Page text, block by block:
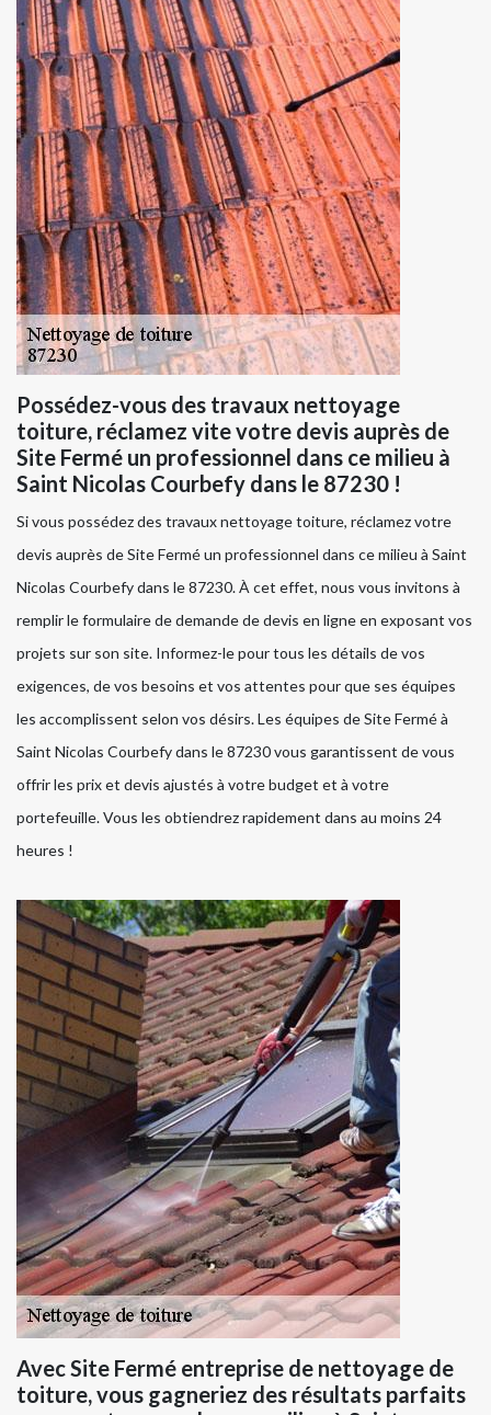
Possédez-vous des travaux nettoyage
toiture, réclamez vite votre devis auprès de
Site Fermé un professionnel dans ce milieu à
Saint Nicolas Courbefy dans le 87230 !
Si vous possédez des travaux nettoyage toiture, réclamez votre
devis auprès de Site Fermé un professionnel dans ce milieu à Saint
Nicolas Courbefy dans le 87230. À cet effet, nous vous invitons à
remplir le formulaire de demande de devis en ligne en exposant vos
projets sur son site. Informez-le pour tous les détails de vos
exigences, de vos besoins et vos attentes pour que ses équipes
les accomplissent selon vos désirs. Les équipes de Site Fermé à
Saint Nicolas Courbefy dans le 87230 vous garantissent de vous
offrir les prix et devis ajustés à votre budget et à votre
portefeuille. Vous les obtiendrez rapidement dans au moins 24
heures !
Avec Site Fermé entreprise de nettoyage de
toiture, vous gagneriez des résultats parfaits